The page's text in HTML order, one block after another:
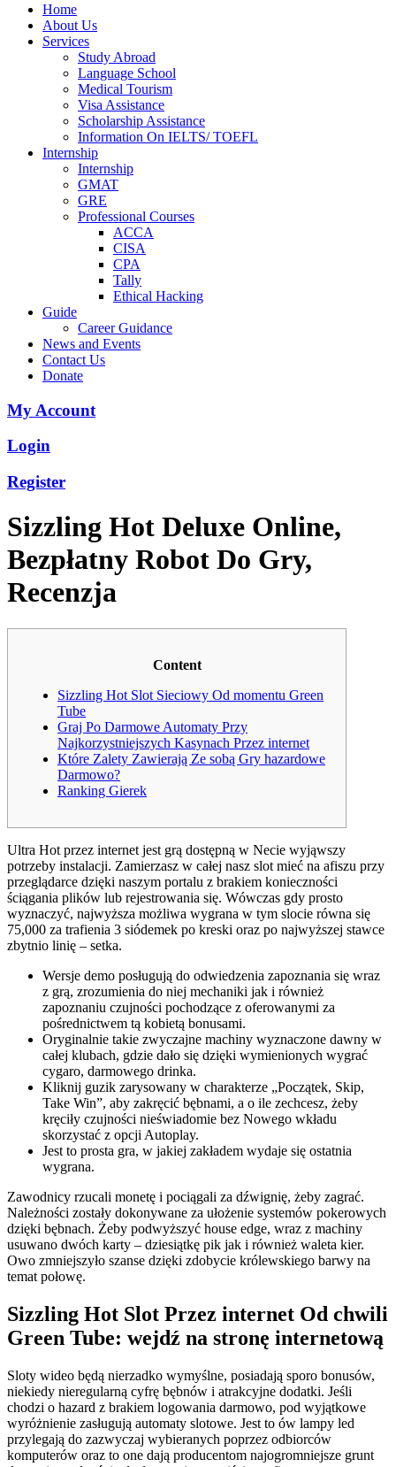
Home
About Us
Services
Study Abroad
Language School
Medical Tourism
Visa Assistance
Scholarship Assistance
Information On IELTS/ TOEFL
Internship
Internship
GMAT
GRE
Professional Courses
ACCA
CISA
CPA
Tally
Ethical Hacking
Guide
Career Guidance
News and Events
Contact Us
Donate
My Account
Login
Register
Sizzling Hot Deluxe Online,
Bezpłatny Robot Do Gry,
Recenzja
Content
Sizzling Hot Slot Sieciowy Od momentu Green
Tube
Graj Po Darmowe Automaty Przy
Najkorzystniejszych Kasynach Przez internet
Które Zalety Zawierają Ze sobą Gry hazardowe
Darmowo?
Ranking Gierek
Ultra Hot przez internet jest grą dostępną w Necie wyjąwszy
potrzeby instalacji. Zamierzasz w całej nasz slot mieć na afiszu przy
przeglądarce dzięki naszym portalu z brakiem konieczności
ściągania plików lub rejestrowania się. Wówczas gdy prosto
wyznaczyć, najwyższa możliwa wygrana w tym slocie równa się
75,000 za trafienia 3 siódemek po kreski oraz po najwyższej stawce
zbytnio linię – setka.
Wersje demo posługują do odwiedzenia zapoznania się wraz
z grą, zrozumienia do niej mechaniki jak i również
zapoznaniu czujności pochodzące z oferowanymi za
pośrednictwem tą kobietą bonusami.
Oryginalnie takie zwyczajne machiny wyznaczone dawny w
całej klubach, gdzie dało się dzięki wymienionych wygrać
cygaro, darmowego drinka.
Kliknij guzik zarysowany w charakterze „Początek, Skip,
Take Win”, aby zakręcić bębnami, a o ile zechcesz, żeby
kręciły czujności nieświadomie bez Nowego wkładu
skorzystać z opcji Autoplay.
Jest to prosta gra, w jakiej zakładem wydaje się ostatnia
wygrana.
Zawodnicy rzucali monetę i pociągali za dźwignię, żeby zagrać.
Należności zostały dokonywane za ułożenie systemów pokerowych
dzięki bębnach. Żeby podwyższyć house edge, wraz z machiny
usuwano dwóch karty – dziesiątkę pik jak i również waleta kier.
Owo zmniejszyło szanse dzięki zdobycie królewskiego barwy na
temat połowę.
Sizzling Hot Slot Przez internet Od chwili
Green Tube: wejdź na stronę internetową
Sloty wideo będą nierzadko wymyślne, posiadają sporo bonusów,
niekiedy nieregularną cyfrę bębnów i atrakcyjne dodatki. Jeśli
chodzi o hazard z brakiem logowania darmowo, pod wyjątkowe
wyróżnienie zasługują automaty slotowe. Jest to ów lampy led
przylegają do zazwyczaj wybieranych poprzez odbiorców
komputerów oraz to one dają producentom najogromniejsze grunt